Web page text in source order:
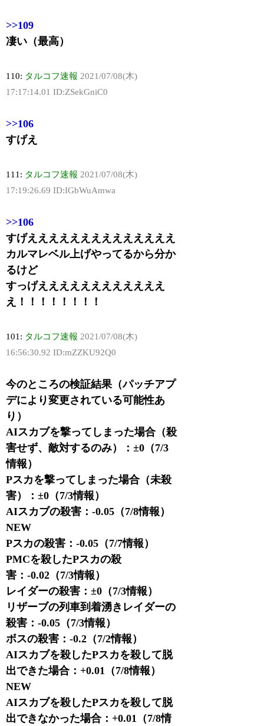
>>109
凄い（最高）
110: タルコフ速報 2021/07/08(木)
17:17:14.01 ID:ZSekGniC0
>>106
すげえ
111: タルコフ速報 2021/07/08(木)
17:19:26.69 ID:IGbWuAmwa
>>106
すげええええええええええええええ
カルマレベル上げやってるから分か
るけど
すっげええええええええええええ
え！！！！！！！！
101: タルコフ速報 2021/07/08(木)
16:56:30.92 ID:mZZKU92Q0
今のところの検証結果（パッチアプ
デにより変更されている可能性あ
り）
AIスカブを撃ってしまった場合（殺
害せず、敵対するのみ）：±0（7/3
情報）
Pスカを撃ってしまった場合（未殺
害）：±0（7/3情報）
AIスカブの殺害：-0.05（7/8情報）
NEW
Pスカの殺害：-0.05（7/7情報）
PMCを殺したPスカの殺
害：-0.02（7/3情報）
レイダーの殺害：±0（7/3情報）
リザーブの列車到着湧きレイダーの
殺害：-0.05（7/3情報）
ボスの殺害：-0.2（7/2情報）
AIスカブを殺したPスカを殺して脱
出できた場合：+0.01（7/8情報）
NEW
AIスカブを殺したPスカを殺して脱
出できなかった場合：+0.01（7/8情